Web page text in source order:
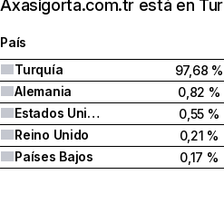
Axasigorta.com.tr está en
País
Turquía
97,68 %
Alemania
0,82 %
Estados Unidos
0,55 %
Reino Unido
0,21 %
Países Bajos
0,17 %